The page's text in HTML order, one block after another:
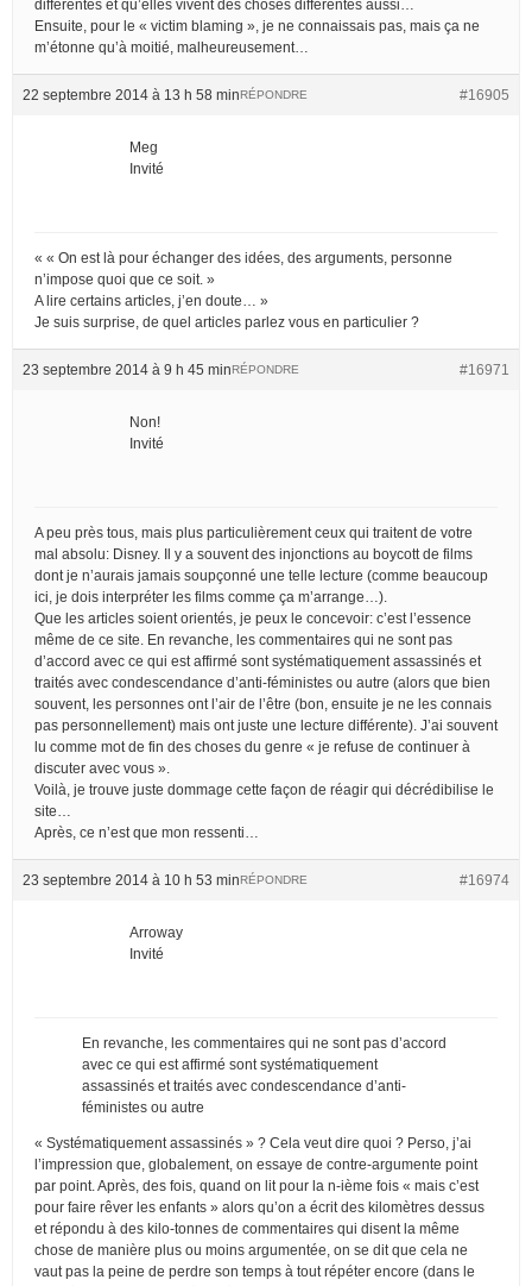
différentes et qu’elles vivent des choses différentes aussi…
Ensuite, pour le « victim blaming », je ne connaissais pas, mais ça ne
m’étonne qu’à moitié, malheureusement…
22 septembre 2014 à 13 h 58 min #16905
RÉPONDRE
Meg
Invité
« « On est là pour échanger des idées, des arguments, personne
n’impose quoi que ce soit. »
A lire certains articles, j’en doute… »
Je suis surprise, de quel articles parlez vous en particulier ?
23 septembre 2014 à 9 h 45 min #16971
RÉPONDRE
Non!
Invité
A peu près tous, mais plus particulièrement ceux qui traitent de votre
mal absolu: Disney. Il y a souvent des injonctions au boycott de films
dont je n’aurais jamais soupçonné une telle lecture (comme beaucoup
ici, je dois interpréter les films comme ça m’arrange…).
Que les articles soient orientés, je peux le concevoir: c’est l’essence
même de ce site. En revanche, les commentaires qui ne sont pas
d’accord avec ce qui est affirmé sont systématiquement assassinés et
traités avec condescendance d’anti-féministes ou autre (alors que bien
souvent, les personnes ont l’air de l’être (bon, ensuite je ne les connais
pas personnellement) mais ont juste une lecture différente). J’ai souvent
lu comme mot de fin des choses du genre « je refuse de continuer à
discuter avec vous ».
Voilà, je trouve juste dommage cette façon de réagir qui décrédibilise le
site…
Après, ce n’est que mon ressenti…
23 septembre 2014 à 10 h 53 min #16974
RÉPONDRE
Arroway
Invité
En revanche, les commentaires qui ne sont pas d’accord
avec ce qui est affirmé sont systématiquement
assassinés et traités avec condescendance d’anti-
féministes ou autre
« Systématiquement assassinés » ? Cela veut dire quoi ? Perso, j’ai
l’impression que, globalement, on essaye de contre-argumente point
par point. Après, des fois, quand on lit pour la n-ième fois « mais c’est
pour faire rêver les enfants » alors qu’on a écrit des kilomètres dessus
et répondu à des kilo-tonnes de commentaires qui disent la même
chose de manière plus ou moins argumentée, on se dit que cela ne
vaut pas la peine de perdre son temps à tout répéter encore (dans le